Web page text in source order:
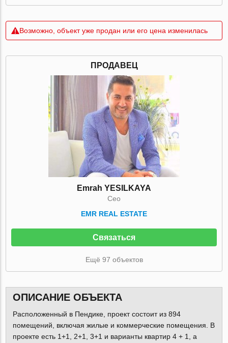
Возможно, объект уже продан или его цена изменилась
ПРОДАВЕЦ
Emrah YESILKAYA
Ceo
EMR REAL ESTATE
Связаться
Ещё 97 объектов
ОПИСАНИЕ ОБЪЕКТА
Расположенный в Пендике, проект состоит из 894
помещений, включая жилые и коммерческие помещения. В
проекте есть 1+1, 2+1, 3+1 и варианты квартир 4 + 1, а